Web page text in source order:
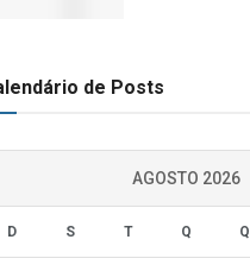
de Posts
AGOSTO 2026
D S T Q Q